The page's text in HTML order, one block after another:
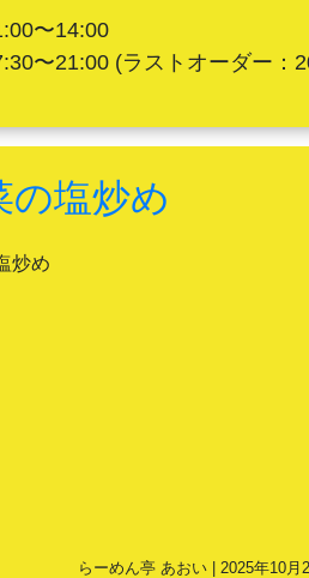
〜14:00
〜21:00(ラストオーダー：
の塩炒め
炒め
らーめん亭 あおい | 2025年10月